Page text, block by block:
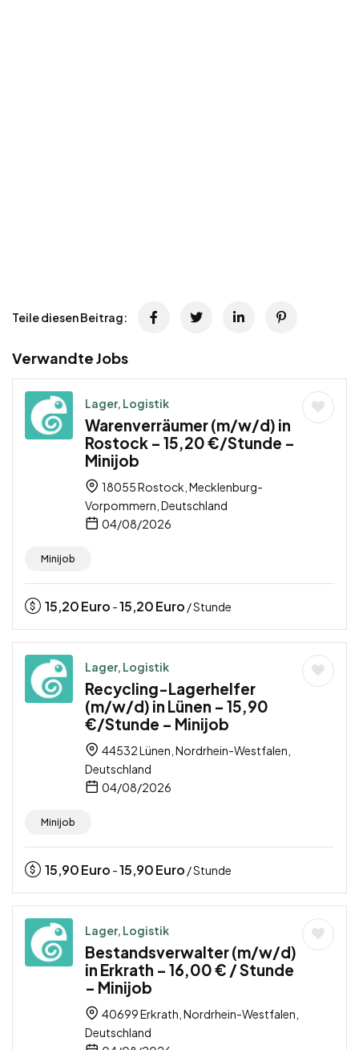
Teile diesen Beitrag:
Verwandte Jobs
Lager, Logistik
Warenverräumer (m/w/d) in
Rostock – 15,20 €/Stunde –
Minijob
18055 Rostock, Mecklenburg-
Vorpommern, Deutschland
04/08/2026
Minijob
15,20Euro -15,20Euro / Stunde
Lager, Logistik
Recycling-Lagerhelfer
(m/w/d) in Lünen – 15,90
€/Stunde – Minijob
44532 Lünen, Nordrhein-Westfalen,
Deutschland
04/08/2026
Minijob
15,90Euro -15,90Euro / Stunde
Lager, Logistik
Bestandsverwalter (m/w/d)
in Erkrath – 16,00 € / Stunde
– Minijob
40699 Erkrath, Nordrhein-Westfalen,
Deutschland